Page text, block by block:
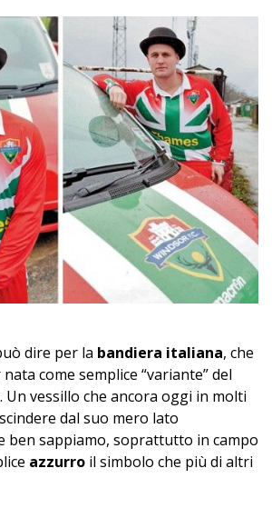
dire per la bandiera italiana, che
come semplice “variante” del
vessillo che ancora oggi in molti
dal suo mero lato
ben sappiamo, soprattutto in campo
azzurro il simbolo che più di altri